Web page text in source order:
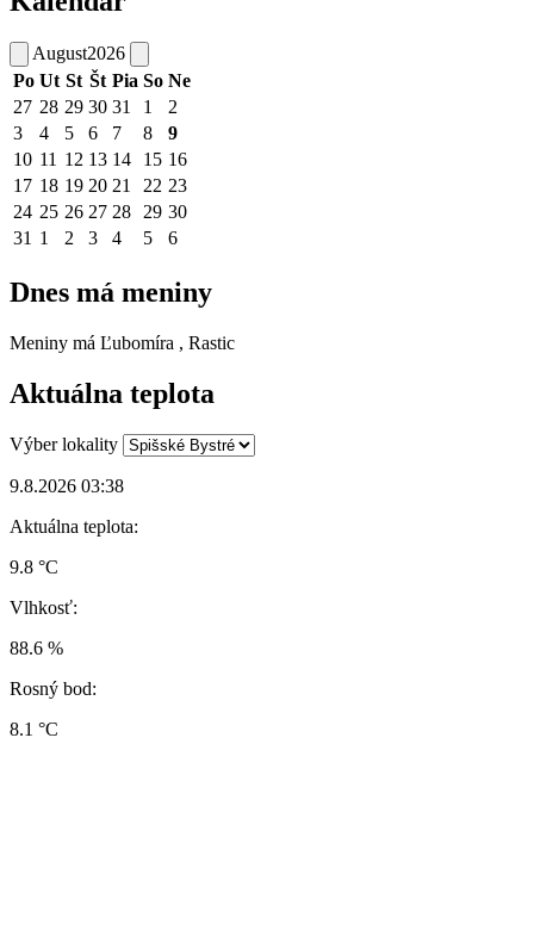
August2026
Po Ut St Št Pia So Ne
27 28 29 30 31 1
2
3
4 5 6 7 8
9
10 11 12 13 14 15 16
17 18 19 20 21 22 23
24 25 26 27 28 29 30
31 1 2 3 4 5 6
Dnes má meniny
Meniny má Ľubomíra , Rastic
Aktuálna teplota
Výber lokality
9.8.2026 03:38
Aktuálna teplota:
9.8 °C
Vlhkosť:
88.6 %
Rosný bod:
8.1 °C